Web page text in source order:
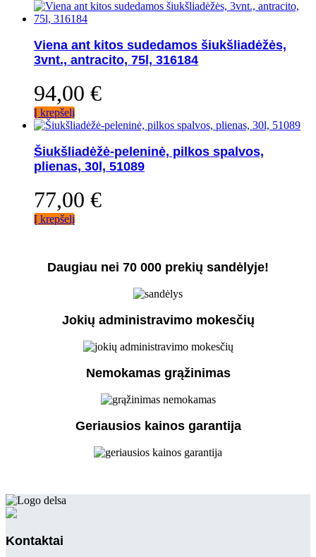
Viena ant kitos sudedamos šiukšliadėžės,
3vnt., antracito, 75l, 316184
94,00 €
Į krepšelį
Šiukšliadėžė-peleninė, pilkos spalvos,
plienas, 30l, 51089
77,00 €
Į krepšelį
Daugiau nei 70 000 prekių sandėlyje!
Jokių administravimo mokesčių
Nemokamas grąžinimas
Geriausios kainos garantija
Kontaktai